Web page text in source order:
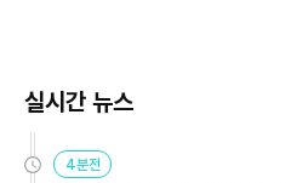
실시간 뉴스
4분전